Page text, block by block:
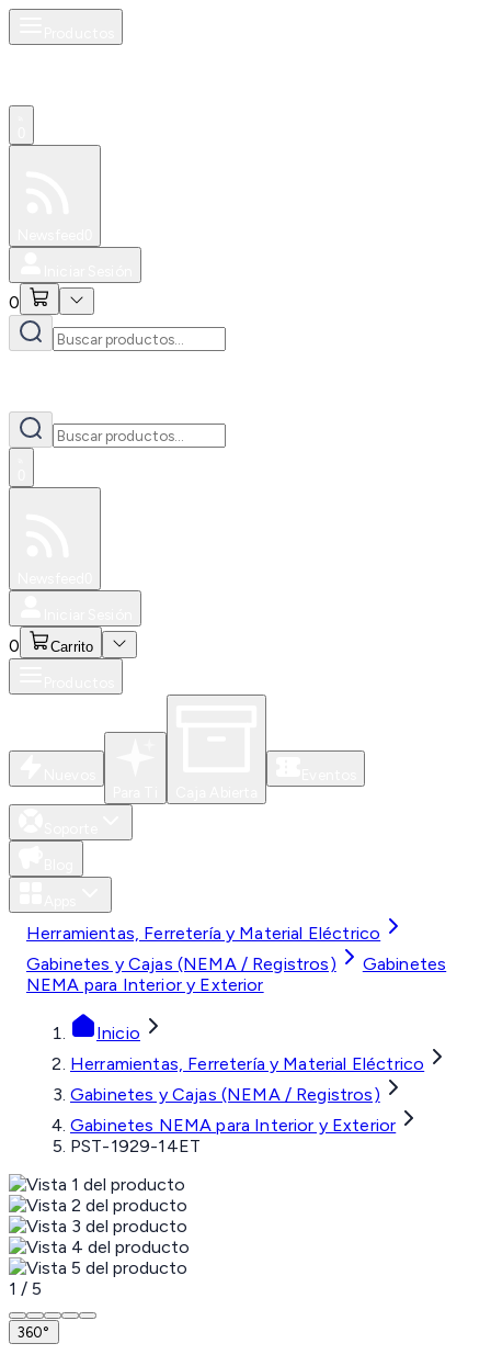
0
0 Carrito
Herramientas, Ferretería y Material Eléctrico
Gabinetes y Cajas (NEMA / Registros)
Gabinetes
NEMA para Interior y Exterior
Inicio
Herramientas, Ferretería y Material Eléctrico
Gabinetes y Cajas (NEMA / Registros)
Gabinetes NEMA para Interior y Exterior
PST-1929-14ET
1 / 5
360°